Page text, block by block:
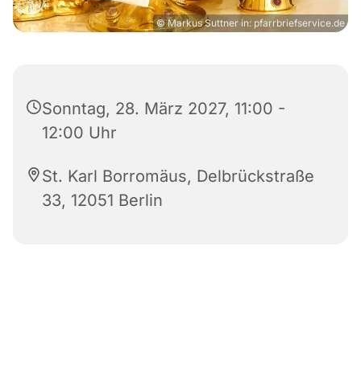
© Markus Suttner in: pfarrbriefservice.de
Sonntag, 28. März 2027, 11:00 -
12:00 Uhr
St. Karl Borromäus, Delbrückstraße
33, 12051 Berlin